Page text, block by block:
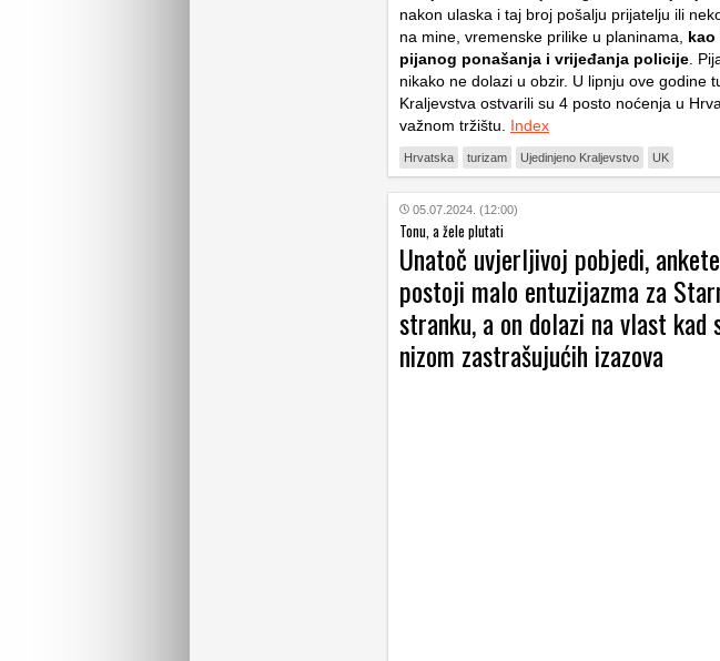
nakon ulaska i taj broj pošalju prijatelju ili
na mine, vremenske prilike u planinama, kao
pijanog ponašanja i vrijeđanja policije .
nikako ne dolazi u obzir. U lipnju ove godine
Kraljevstva ostvarili su 4 posto noćenja u
važnom tržištu. Index
Hrvatska turizam Ujedinjeno Kraljevstvo UK
05.07.2024. (12:00)
Tonu, a žele plutati
Unatoč uvjerljivoj pobjedi,
postoji malo entuzijazma za
stranku, a on dolazi na vlast kad
nizom zastrašujućih izazova